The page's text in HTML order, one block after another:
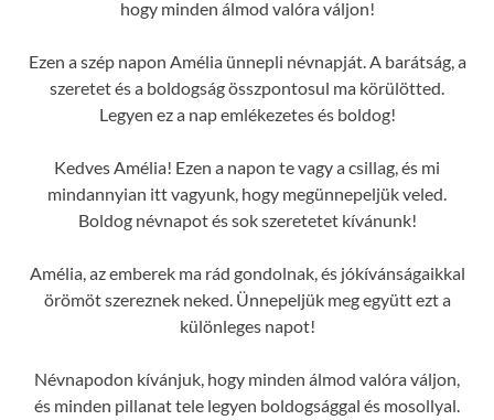
hogy minden álmod valóra váljon!
Ezen a szép napon Amélia ünnepli névnapját. A barátság, a
szeretet és a boldogság összpontosul ma körülötted.
Legyen ez a nap emlékezetes és boldog!
Kedves Amélia! Ezen a napon te vagy a csillag, és mi
mindannyian itt vagyunk, hogy megünnepeljük veled.
Boldog névnapot és sok szeretetet kívánunk!
Amélia, az emberek ma rád gondolnak, és jókívánságaikkal
örömöt szereznek neked. Ünnepeljük meg együtt ezt a
különleges napot!
Névnapodon kívánjuk, hogy minden álmod valóra váljon,
és minden pillanat tele legyen boldogsággal és mosollyal.